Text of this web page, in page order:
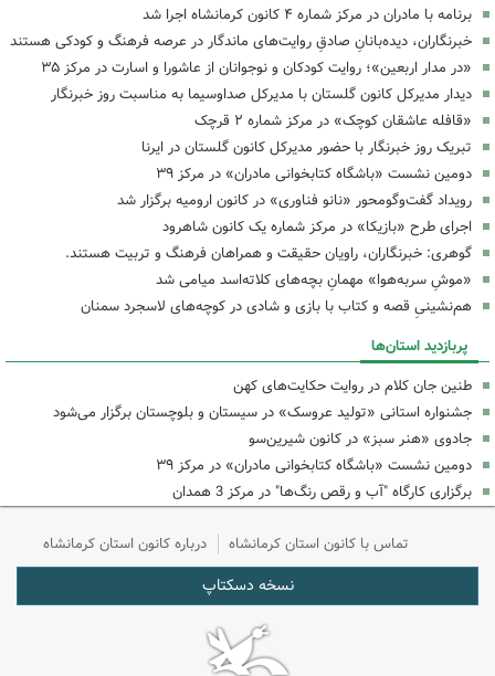
برنامه با مادران در مرکز شماره ۴ کانون کرمانشاه اجرا شد
خبرنگاران، دیده‌بانانِ صادقِ روایت‌های ماندگار در عرصه فرهنگ و کودکی هستند
«در مدار اربعین»؛ روایت کودکان و نوجوانان از عاشورا و اسارت در مرکز ۳۵
دیدار مدیرکل کانون گلستان با مدیرکل صداوسیما به مناسبت روز خبرنگار
«قافله عاشقان کوچک» در مرکز شماره ۲ قرچک
تبریک روز خبرنگار با حضور مدیرکل کانون گلستان در ایرنا
دومین نشست «باشگاه کتابخوانی مادران» در مرکز ۳۹
رویداد گفت‌وگومحور «نانو فناوری» در کانون ارومیه برگزار شد
اجرای طرح «بازیکا» در مرکز شماره یک کانون شاهرود
گوهری: خبرنگاران، راویان حقیقت و همراهان فرهنگ و تربیت هستند.
«موشِ سربه‌هوا» مهمانِ بچه‌های کلاته‌اسد میامی شد
هم‌نشینیِ قصه و کتاب با بازی و شادی در کوچه‌های لاسجرد سمنان
پربازدید استان‌ها
طنین جان کلام در روایت حکایت‌های کهن
جشنواره استانی «تولید عروسک» در سیستان و بلوچستان برگزار می‌شود
جادوی «هنر سبز» در کانون شیرین‌سو
دومین نشست «باشگاه کتابخوانی مادران» در مرکز ۳۹
برگزاری کارگاه "آب و رقص رنگ‌ها" در مرکز 3 همدان
تماس با کانون استان کرمانشاه درباره کانون استان کرمانشاه
نسخه دسکتاپ